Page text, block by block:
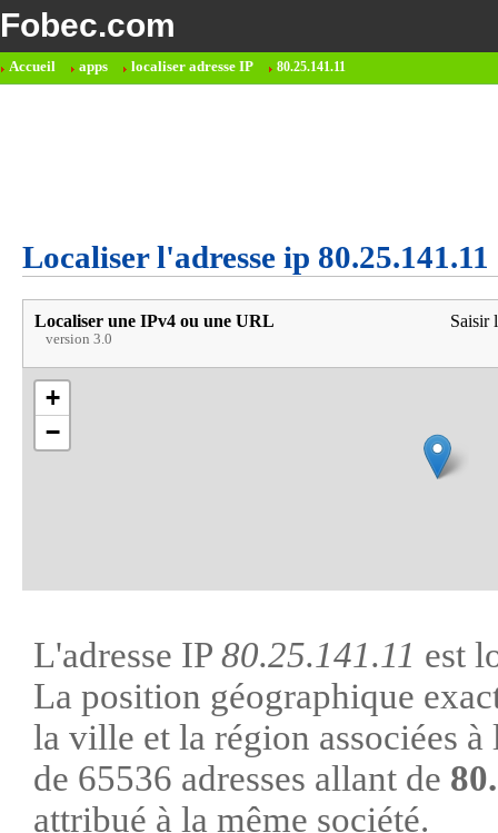
Fobec.com
Accueil apps localiser adresse IP 80.25.141.11
Localiser l'adresse ip 80.25.141.11
Localiser une IPv4 ou une URL
version 3.0
Saisir
+
−
L'adresse IP 80.25.141.11 est
La position géographique
la ville et la région associées
de 65536 adresses allant de
attribué à la même société.